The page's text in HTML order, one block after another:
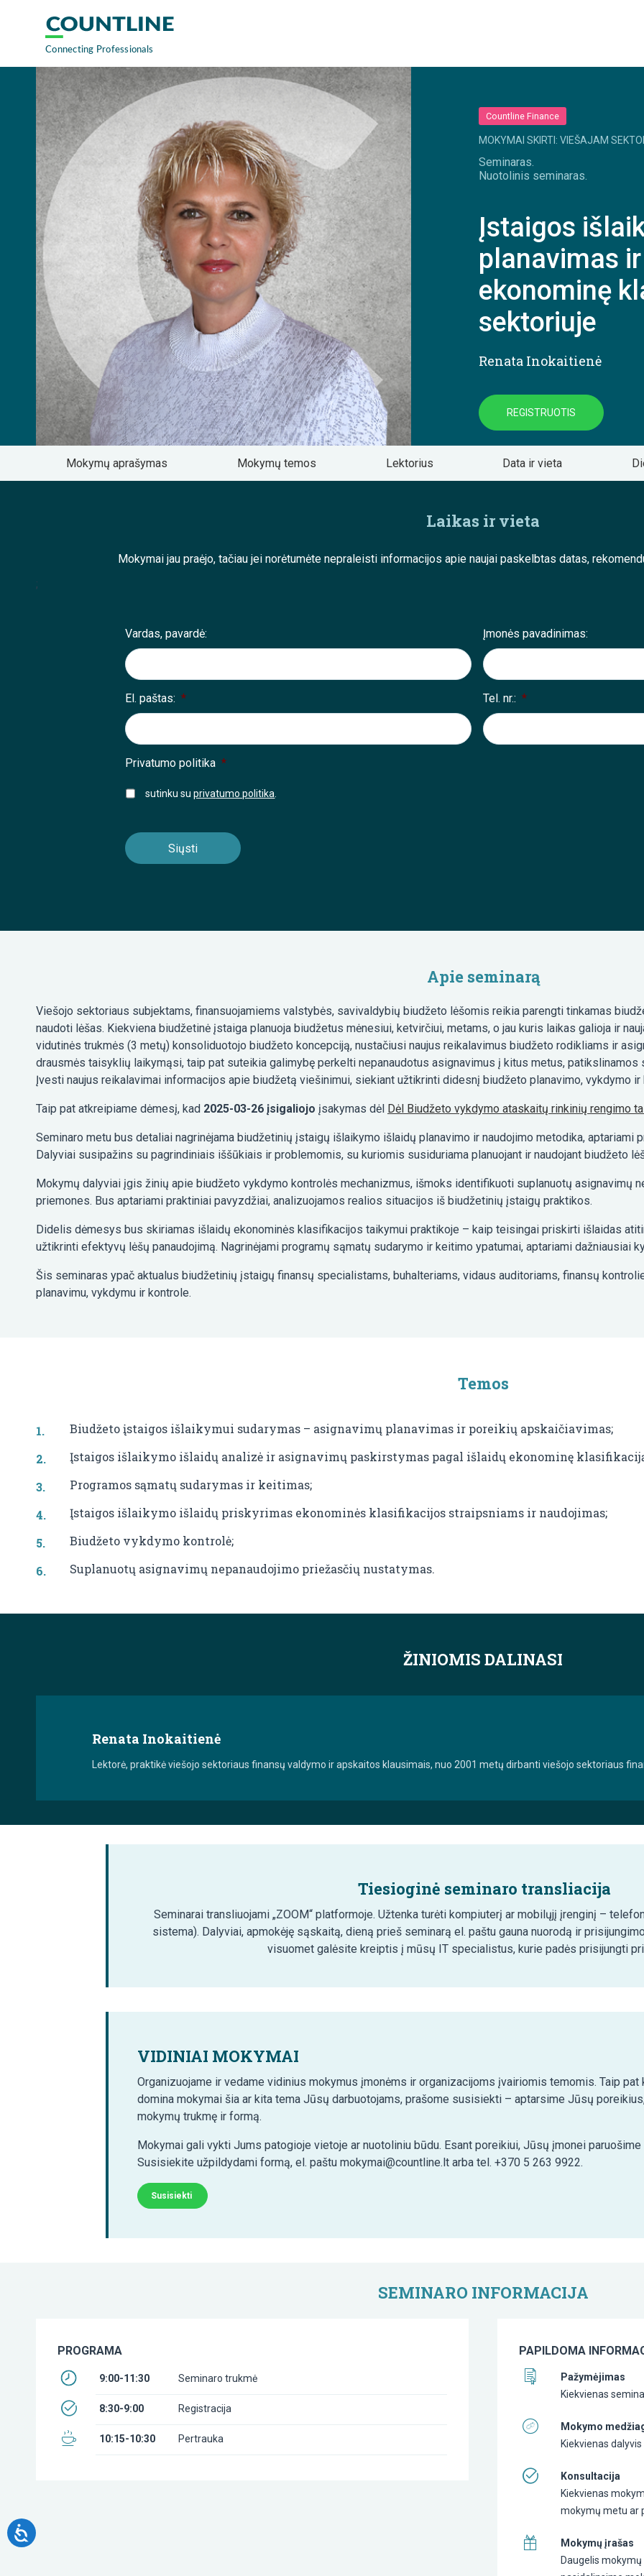
Countline Finance
MOKYMAI SKIRTI: VIEŠAJAM
Seminaras.
Nuotolinis seminaras.
Įstaigos
planavimas
ekonominę
sektoriuje
Renata Inokaitienė
REGISTRUOTIS
Mokymų aprašymas Mokymų temos Lektorius Data ir vieta
Laikas ir vieta
Mokymai jau praėjo, tačiau jei norėtumėte nepraleisti informacijos apie naujai paskelbtas datas,
;
Vardas, pavardė: Įmonės pavadinimas:
El. paštas: * Tel. nr.: *
Privatumo politika *
sutinku suprivatumo politika
Apie seminarą
Viešojo sektoriaus subjektams, finansuojamiems valstybės, savivaldybių biudžeto lėšomis reikia parengti tinkamas
naudoti lėšas. Kiekviena biudžetinė įstaiga planuoja biudžetus mėnesiui, ketvirčiui, metams, o jau kuris laikas galioja ir
vidutinės trukmės (3 metų) konsoliduotojo biudžeto koncepciją, nustačiusi naujus reikalavimus biudžeto rodikliams ir
drausmės taisyklių laikymąsi, taip pat suteikia galimybę perkelti nepanaudotus asignavimus į kitus metus,
Įvesti naujus reikalavimai informacijos apie biudžetą viešinimui, siekiant užtikrinti didesnį biudžeto planavimo, vykdymo
Taip pat atkreipiame dėmesį, kad 2025-03-26 įsigaliojo įsakymas dėl Dėl Biudžeto vykdymo ataskaitų rinkinių rengimo
Seminaro metu bus detaliai nagrinėjama biudžetinių įstaigų išlaikymo išlaidų planavimo ir naudojimo metodika,
Dalyviai susipažins su pagrindiniais iššūkiais ir problemomis, su kuriomis susiduriama planuojant ir naudojant biudžeto
Mokymų dalyviai įgis žinių apie biudžeto vykdymo kontrolės mechanizmus, išmoks identifikuoti suplanuotų asignavimų
priemones. Bus aptariami praktiniai pavyzdžiai, analizuojamos realios situacijos iš biudžetinių įstaigų praktikos.
Didelis dėmesys bus skiriamas išlaidų ekonominės klasifikacijos taikymui praktikoje – kaip teisingai priskirti išlaidas
užtikrinti efektyvų lėšų panaudojimą. Nagrinėjami programų sąmatų sudarymo ir keitimo ypatumai, aptariami dažniausiai
Šis seminaras ypač aktualus biudžetinių įstaigų finansų specialistams, buhalteriams, vidaus auditoriams, finansų
planavimu, vykdymu ir kontrole.
Temos
Biudžeto įstaigos išlaikymui sudarymas – asignavimų planavimas ir poreikių apskaičiavimas;
Įstaigos išlaikymo išlaidų analizė ir asignavimų paskirstymas pagal išlaidų ekonominę
Programos sąmatų sudarymas ir keitimas;
Įstaigos išlaikymo išlaidų priskyrimas ekonominės klasifikacijos straipsniams ir naudojimas;
Biudžeto vykdymo kontrolė;
Suplanuotų asignavimų nepanaudojimo priežasčių nustatymas.
ŽINIOMIS DALINASI
Renata Inokaitienė
Lektorė, praktikė viešojo sektoriaus finansų valdymo ir apskaitos klausimais, nuo 2001 metų dirbanti viešojo sektoriaus
Tiesioginė seminaro transliacija
Seminarai transliuojami „ZOOM“ platformoje. Užtenka turėti kompiuterį ar mobilųjį įrenginį –
sistema). Dalyviai, apmokėję sąskaitą, dieną prieš seminarą el. paštu gauna nuorodą ir
visuomet galėsite kreiptis į mūsų IT specialistus, kurie padės prisijungti
VIDINIAI MOKYMAI
Organizuojame ir vedame vidinius mokymus įmonėms ir organizacijoms įvairiomis temomis. Taip
domina mokymai šia ar kita tema Jūsų darbuotojams, prašome susisiekti – aptarsime Jūsų
mokymų trukmę ir formą.
Mokymai gali vykti Jums patogioje vietoje ar nuotoliniu būdu. Esant poreikiui, Jūsų įmonei
Susisiekite užpildydami formą, el. paštu mokymai@countline.lt arba tel. +370 5 263 9922.
Susisiekti
SEMINARO INFORMACIJA
PROGRAMA
9:00-11:30 Seminaro trukmė
8:30-9:00 Registracija
10:15-10:30 Pertrauka
PAPILDOMA
Pažymėjimas
Kiekvienas
Mokymo
Kiekvienas
Konsultacija
Kiekvienas
mokymų metu ar
Mokymų įrašas
Daugelis